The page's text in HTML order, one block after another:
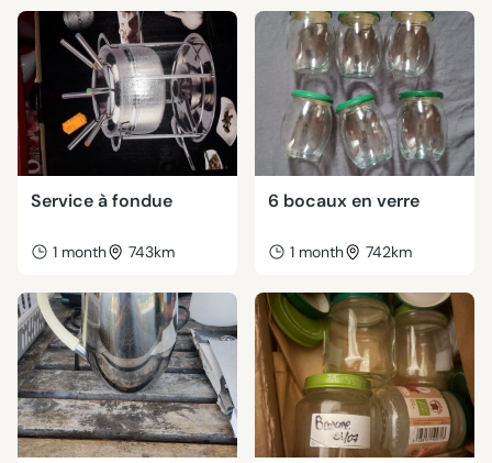
Service à fondue
1 month 743km
6 bocaux en verre
1 month 742km